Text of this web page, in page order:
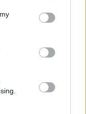
DO AUTOR